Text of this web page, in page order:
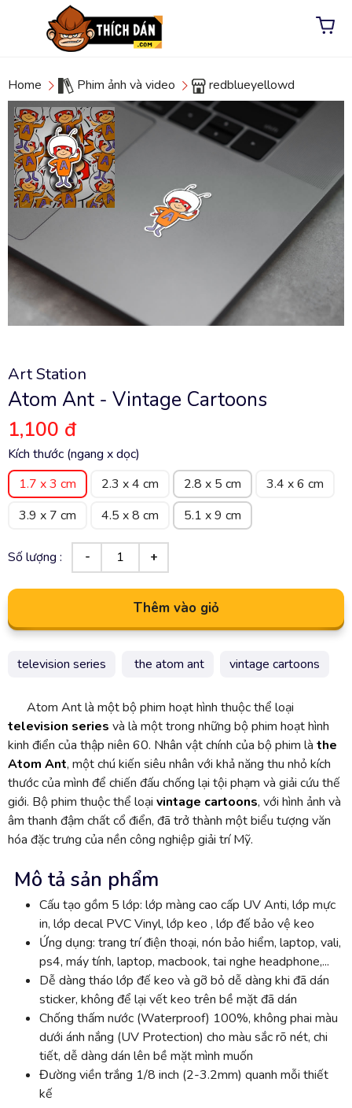
Home Phim ảnh và video redblueyellowd
Art Station
Atom Ant - Vintage Cartoons
1,100 đ
Kích thước (ngang x dọc)
1.7 x 3 cm
2.3 x 4 cm 2.8 x 5 cm
3.4 x 6 cm
3.9 x 7 cm
4.5 x 8 cm 5.1 x 9 cm
Số lượng :
Thêm vào giỏ
television series the atom ant vintage cartoons
Atom Ant là một bộ phim hoạt hình thuộc thể loại
television series và là một trong những bộ phim hoạt hình
kinh điển của thập niên 60. Nhân vật chính của bộ phim là the
Atom Ant, một chú kiến siêu nhân với khả năng thu nhỏ kích
thước của mình để chiến đấu chống lại tội phạm và giải cứu thế
giới. Bộ phim thuộc thể loại vintage cartoons, với hình ảnh và
âm thanh đậm chất cổ điển, đã trở thành một biểu tượng văn
hóa đặc trưng của nền công nghiệp giải trí Mỹ.
Mô tả sản phẩm
Cấu tạo gồm 5 lớp: lớp màng cao cấp UV Anti, lớp mực
in, lớp decal PVC Vinyl, lớp keo , lớp đế bảo vệ keo
Ứng dụng: trang trí điện thoại, nón bảo hiểm, laptop, vali,
ps4, máy tính, laptop, macbook, tai nghe headphone,...
Dễ dàng tháo lớp đế keo và gỡ bỏ dễ dàng khi đã dán
sticker, không để lại vết keo trên bề mặt đã dán
Chống thấm nước (Waterproof) 100%, không phai màu
dưới ánh nắng (UV Protection) cho màu sắc rõ nét, chi
tiết, dễ dàng dán lên bề mặt mình muốn
Đường viền trắng 1/8 inch (2-3.2mm) quanh mỗi thiết
kế